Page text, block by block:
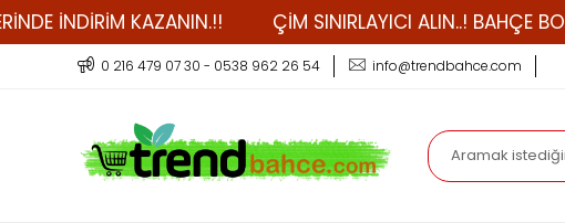
KAZANIN.!! ÇİM SINIRLAYICI ALIN..! BAHÇE
0 216 479 07 30 - 0538 962 26 54 info@trendbahce.com